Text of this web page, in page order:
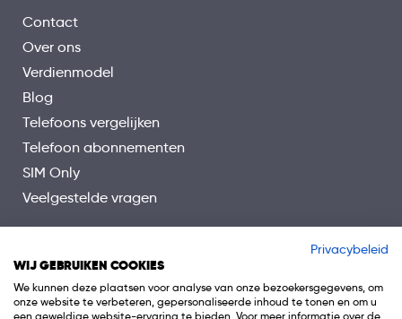
Contact
Over ons
Verdienmodel
Blog
Telefoons vergelijken
Telefoon abonnementen
SIM Only
Veelgestelde vragen
Privacybeleid
WIJ GEBRUIKEN COOKIES
We kunnen deze plaatsen voor analyse van onze bezoekersgegevens, om
onze website te verbeteren, gepersonaliseerde inhoud te tonen en om u
een geweldige website-ervaring te bieden. Voor meer informatie over de